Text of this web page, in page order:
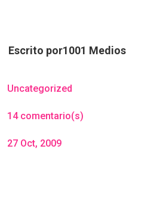
Escrito por1001 Medios
Uncategorized
14 comentario(s)
27 Oct, 2009